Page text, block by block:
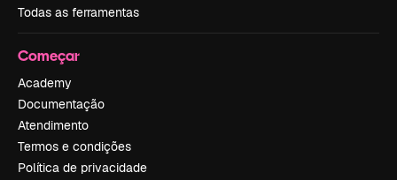
Todas as ferramentas
Começar
Academy
Documentação
Atendimento
Termos e condições
Política de privacidade